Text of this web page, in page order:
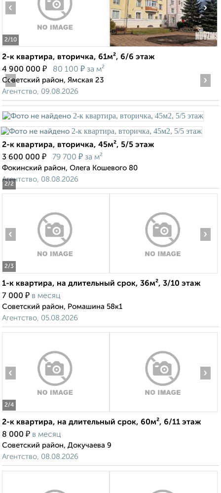
2/10
‹ ›
2-к квартира, вторичка, 61м², 6/6 этаж
4 900 000 ₽ 80 100 ₽ за м²
Советский район, Ямская 23
Агентство, 09.08.2026
2/2
‹ ›
2-к квартира, вторичка, 45м², 5/5 этаж
3 600 000 ₽ 79 700 ₽ за м²
Фокинский район, Олега Кошевого 80
Агентство, 08.08.2026
2/3
‹ ›
1-к квартира, на длительный срок, 36м², 3/10 этаж
7 000 ₽ в месяц
Советский район, Ромашина 58к1
Агентство, 05.08.2026
2/4
‹ ›
2-к квартира, на длительный срок, 60м², 6/11 этаж
8 000 ₽ в месяц
Советский район, Докучаева 9
Агентство, 08.08.2026